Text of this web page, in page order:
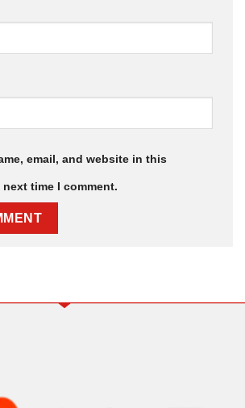
email, and website in this
time I comment.